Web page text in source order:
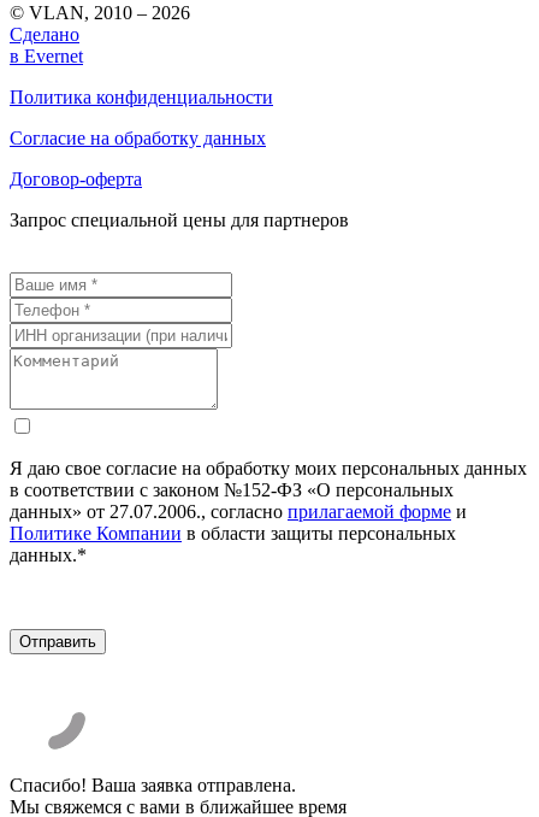
© VLAN, 2010 – 2026
Сделано
в Evernet
Политика конфиденциальности
Согласие на обработку данных
Договор-оферта
Запрос специальной цены для партнеров
Я даю свое согласие на обработку моих персональных данных
в соответствии с законом №152-ФЗ «О персональных
данных» от 27.07.2006., согласно прилагаемой форме и
Политике Компании в области защиты персональных
данных.*
Спасибо! Ваша заявка отправлена.
Мы свяжемся с вами в ближайшее время